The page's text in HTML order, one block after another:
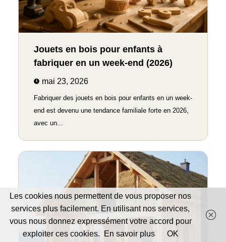
Jouets en bois pour enfants à
fabriquer en un week-end (2026)
mai 23, 2026
Fabriquer des jouets en bois pour enfants en un week-
end est devenu une tendance familiale forte en 2026,
avec un...
Les cookies nous permettent de vous proposer nos
services plus facilement. En utilisant nos services,
vous nous donnez expressément votre accord pour
exploiter ces cookies.
En savoir plus OK